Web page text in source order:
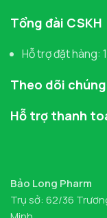
Tổng đài CSKH
Hỗ trợ đặt hàng:
Theo dõi
Hỗ trợ thanh
Bảo Long Pharm
Trụ sở: 62/36